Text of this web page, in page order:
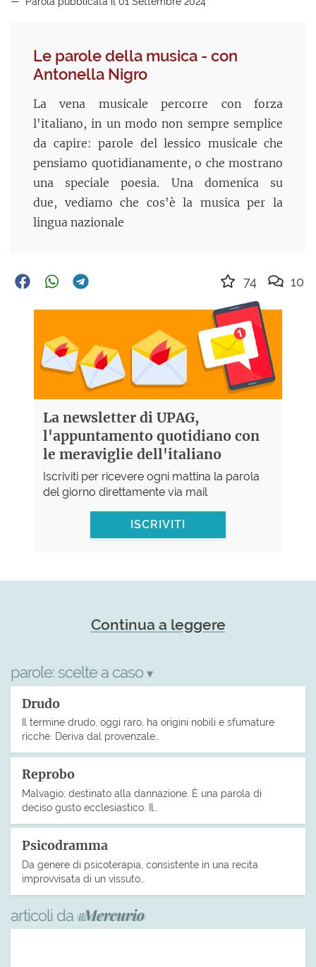
Le parole della musica - con
Antonella Nigro
La vena musicale percorre con forza
l'italiano, in un modo non sempre semplice
da capire: parole del lessico musicale che
pensiamo quotidianamente, o che mostrano
una speciale poesia. Una domenica su
due, vediamo che cos'è la musica per la
lingua nazionale
74 10
La newsletter di UPAG,
l'appuntamento quotidiano con
le meraviglie dell'italiano
Iscriviti per ricevere ogni mattina la parola
del giorno direttamente via mail
ISCRIVITI
Continua a leggere
parole: scelte a caso ▾
Drudo
Il termine drudo, oggi raro, ha origini nobili e sfumature
ricche. Deriva dal provenzale…
Reprobo
Malvagio; destinato alla dannazione. È una parola di
deciso gusto ecclesiastico. Il…
Psicodramma
Da genere di psicoterapia, consistente in una recita
improvvisata di un vissuto…
articoli da